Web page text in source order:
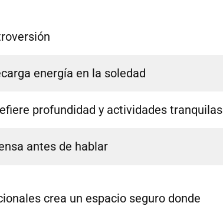
energía en la soledad
profundidad y actividades tranquilas
antes de hablar
crea un espacio seguro donde